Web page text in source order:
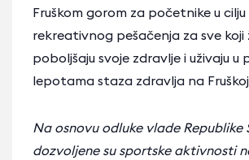
Fruškom gorom za početnike u
rekreativnog pešačenja za sve koji
poboljšaju svoje zdravlje i uživaju u
lepotama staza zdravlja na
Na osnovu odluke vlade Republike
dozvoljene su sportske aktivnosti